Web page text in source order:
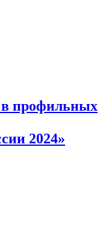
профильных
2024»